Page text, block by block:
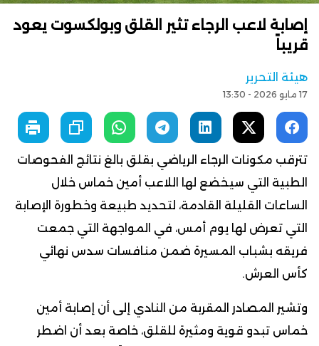
إصابة لاعب الرجاء تثير القلق وبولكسوت يعود
قريباً
هيئة التحرير
17 مايو 2026 - 13:30
تترقب مكونات الرجاء الرياضي بقلق بالغ نتائج الفحوصات
الطبية التي سيخضع لها اللاعب أمين خماس خلال
الساعات القليلة القادمة، لتحديد طبيعة وخطورة الإصابة
التي تعرض لها يوم أمس، في المواجهة التي جمعت
فريقه بشباب المسيرة ضمن منافسات سدس نهائي
كأس العرش.
وتشير المصادر المقربة من النادي إلى أن إصابة أمين
خماس تبدو قوية ومثيرة للقلق، خاصة بعد أن اضطر